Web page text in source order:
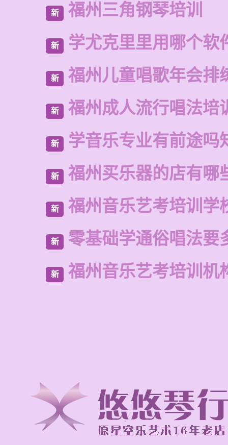
新 福州三角钢琴培训
新 学尤克里里用哪个软
新 福州儿童唱歌年会排
新 福州成人流行唱法培
新 学音乐专业有前途吗
新 福州买乐器的店有哪
新 福州音乐艺考培训学
新 零基础学通俗唱法要
新 福州音乐艺考培训机